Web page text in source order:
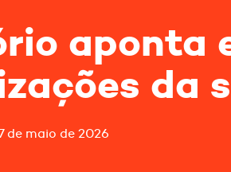
aponta
da
de maio de 2026